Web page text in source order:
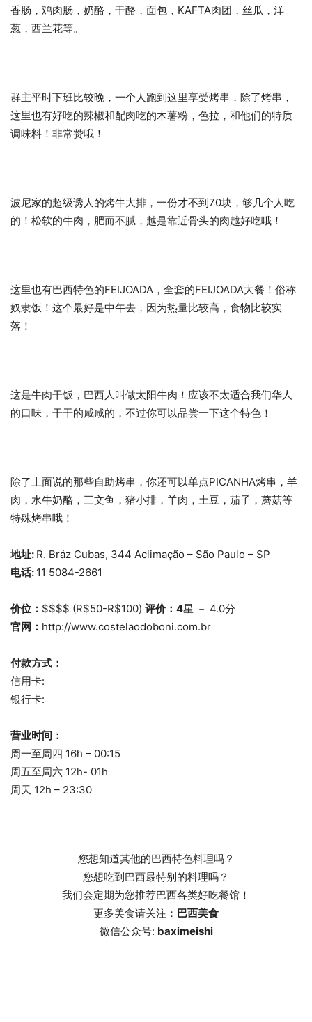
香肠，鸡肉肠，奶酪，干酪，面包，KAFTA肉团，丝瓜，洋
葱，西兰花等。
群主平时下班比较晚，一个人跑到这里享受烤串，除了烤串，
这里也有好吃的辣椒和配肉吃的木薯粉，色拉，和他们的特质
调味料！非常赞哦！
波尼家的超级诱人的烤牛大排，一份才不到70块，够几个人吃
的！松软的牛肉，肥而不腻，越是靠近骨头的肉越好吃哦！
这里也有巴西特色的FEIJOADA，全套的FEIJOADA大餐！俗称
奴隶饭！这个最好是中午去，因为热量比较高，食物比较实
落！
这是牛肉干饭，巴西人叫做太阳牛肉！应该不太适合我们华人
的口味，干干的咸咸的，不过你可以品尝一下这个特色！
除了上面说的那些自助烤串，你还可以单点PICANHA烤串，羊
肉，水牛奶酪，三文鱼，猪小排，羊肉，土豆，茄子，蘑菇等
特殊烤串哦！
地址: R. Bráz Cubas, 344 Aclimação – São Paulo – SP
电话: 11 5084-2661
价位： $$$$ (R$50-R$100) 评价：4星 － 4.0分
官网： http://www.costelaodoboni.com.br
付款方式：
信用卡:
银行卡:
营业时间：
周一至周四 16h – 00:15
周五至周六 12h- 01h
周天 12h – 23:30
您想知道其他的巴西特色料理吗？
您想吃到巴西最特别的料理吗？
我们会定期为您推荐巴西各类好吃餐馆！
更多美食请关注： 巴西美食
微信公众号: baximeishi